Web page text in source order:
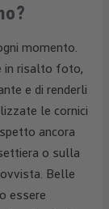
momento.
in risalto foto,
e di renderli
le cornici
ancora
o sulla
Belle
essere